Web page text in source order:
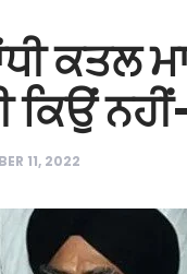
ਕਤਲ
ਕਿਉਂ
11, 2022